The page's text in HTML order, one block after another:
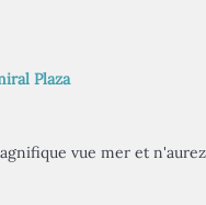
Plaza
vue mer et